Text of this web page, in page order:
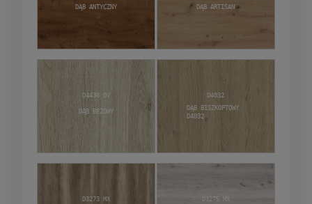
Dąb Antyczny Dąb Artisan
Dąb Beżowy
D4430 OV
Dąb Biszkoptowy
D4032
D4032
D3273 MX D3275 MX